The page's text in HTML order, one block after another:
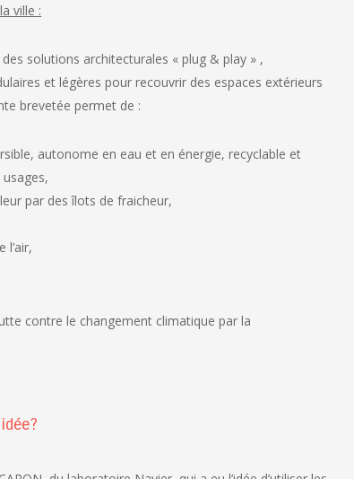
ville :
solutions architecturales « plug & play » ,
et légères pour recouvrir des espaces extérieurs
brevetée permet de :
autonome en eau et en énergie, recyclable et
par des îlots de fraicheur,
l’air,
contre le changement climatique par la